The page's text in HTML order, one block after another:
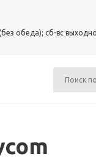
обеда); сб-вс